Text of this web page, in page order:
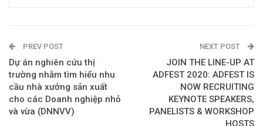
PREV POST
Dự án nghiên cứu thị
trường nhằm tìm hiểu nhu
cầu nhà xưởng sản xuất
cho các Doanh nghiệp nhỏ
và vừa (DNNVV)
NEXT POST
JOIN THE LINE-UP AT
ADFEST 2020: ADFEST IS
NOW RECRUITING
KEYNOTE SPEAKERS,
PANELISTS & WORKSHOP
HOSTS